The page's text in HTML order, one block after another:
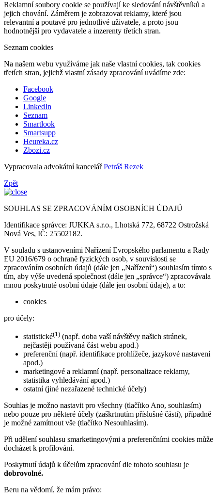
Reklamní soubory cookie se používají ke sledování návštěvníků a
jejich chování. Záměrem je zobrazovat reklamy, které jsou
relevantní a poutavé pro jednotlivé uživatele, a proto jsou
hodnotnější pro vydavatele a inzerenty třetích stran.
Seznam cookies
Na našem webu využíváme jak naše vlastní cookies, tak cookies
třetích stran, jejichž vlastní zásady zpracování uvádíme zde:
Facebook
Google
LinkedIn
Seznam
Smartlook
Smartsupp
Heureka.cz
Zbozi.cz
Vypracovala advokátní kancelářPetráš Rezek
Zpět
SOUHLAS SE ZPRACOVÁNÍM OSOBNÍCH ÚDAJŮ
Identifikace správce: JUKKA s.r.o., Lhotská 772, 68722 Ostrožská
Nová Ves, IČ: 25502182.
V souladu s ustanoveními Nařízení Evropského parlamentu a Rady
EU 2016/679 o ochraně fyzických osob, v souvislosti se
zpracováním osobních údajů (dále jen „Nařízení“) souhlasím tímto s
tím, aby výše uvedená společnost (dále jen „správce“) zpracovávala
mnou poskytnuté osobní údaje (dále jen osobní údaje), a to:
cookies
pro účely:
statistické(1) (např. doba vaší návštěvy našich stránek,
nejčastěji používaná část webu apod.)
preferenční (např. identifikace prohlížeče, jazykové nastavení
apod.)
marketingové a reklamní (např. personalizace reklamy,
statistika vyhledávání apod.)
ostatní (jiné nezařazené technické účely)
Souhlas je možno nastavit pro všechny (tlačítko Ano, souhlasím)
nebo pouze pro některé účely (zaškrtnutím příslušné části), případně
je možné zamítnout vše (tlačítko Nesouhlasím).
Při udělení souhlasu smarketingovými a preferenčními cookies může
docházet k profilování.
Poskytnutí údajů k účelům zpracování dle tohoto souhlasu je
dobrovolné.
Beru na vědomí, že mám právo: